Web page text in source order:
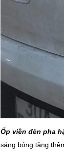
Ốp viền đèn pha
sáng bóng tăng